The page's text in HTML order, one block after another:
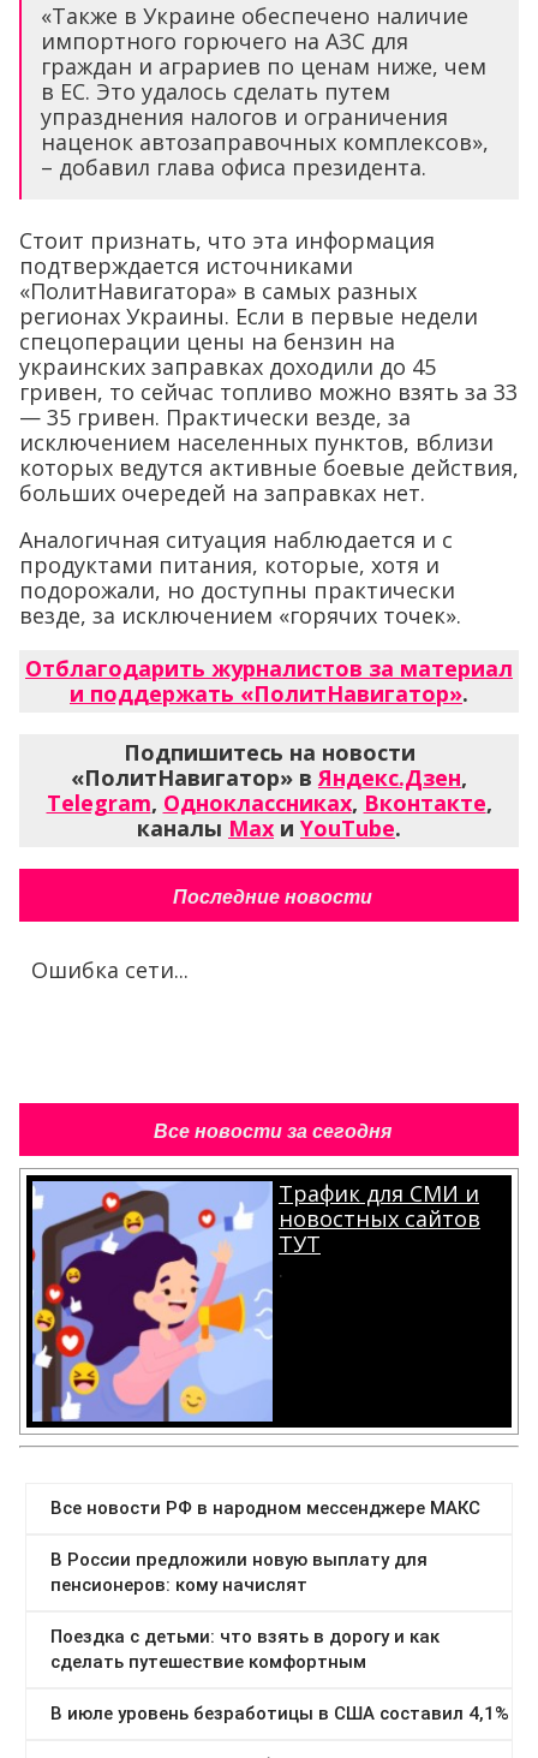
«Также в Украине обеспечено наличие
импортного горючего на АЗС для
граждан и аграриев по ценам ниже, чем
в ЕС. Это удалось сделать путем
упразднения налогов и ограничения
наценок автозаправочных комплексов»,
– добавил глава офиса президента.
Стоит признать, что эта информация
подтверждается источниками
«ПолитНавигатора» в самых разных
регионах Украины. Если в первые недели
спецоперации цены на бензин на
украинских заправках доходили до 45
гривен, то сейчас топливо можно взять за 33
— 35 гривен. Практически везде, за
исключением населенных пунктов, вблизи
которых ведутся активные боевые действия,
больших очередей на заправках нет.
Аналогичная ситуация наблюдается и с
продуктами питания, которые, хотя и
подорожали, но доступны практически
везде, за исключением «горячих точек».
Отблагодарить журналистов за материал
и поддержать «ПолитНавигатор».
Подпишитесь на новости
«ПолитНавигатор» вЯндекс.Дзен,
Telegram, Одноклассниках, Вконтакте,
каналы Max и YouTube.
Последние новости
Ошибка сети...
Все новости за сегодня
Трафик для СМИ и
новостных сайтов
ТУТ
.